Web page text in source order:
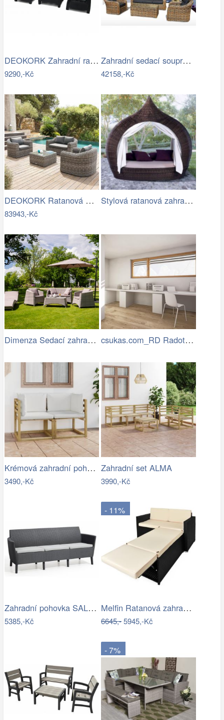
DEOKORK Zahradní ratanová sestava CORFU…
9290,-Kč
Zahradní sedací souprava RICHMOND…
42158,-Kč
DEOKORK Ratanová modulová sestava…
83943,-Kč
Stylová ratanová zahradní postel se…
Dimenza Sedací zahradní souprava… csukas.com_RD Radotin_020.jpg
Krémová zahradní pohovka MAJKEN
3490,-Kč
Zahradní set ALMA
3990,-Kč
Zahradní pohovka SALEMO 3 Allibert
5385,-Kč
- 11%
Melfin Ratanová zahradní sestava VENDY…
6645,-5945,-Kč
- 7%